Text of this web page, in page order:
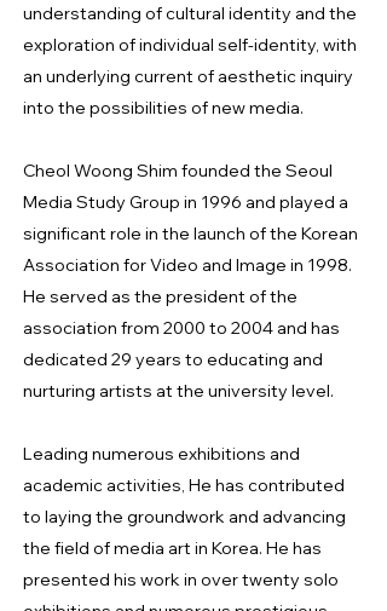
understanding of cultural identity and the
exploration of individual self-identity, with
an underlying current of aesthetic inquiry
into the possibilities of new media.
Cheol Woong Shim founded the Seoul
Media Study Group in 1996 and played a
significant role in the launch of the Korean
Association for Video and Image in 1998.
He served as the president of the
association from 2000 to 2004 and has
dedicated 29 years to educating and
nurturing artists at the university level.
Leading numerous exhibitions and
academic activities, He has contributed
to laying the groundwork and advancing
the field of media art in Korea. He has
presented his work in over twenty solo